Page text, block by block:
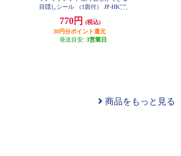
目隠しシール （1面付） JP-HKSE
770円
(税込)
38円分ポイント還元
発送目安: 3営業日
商品をもっと見る